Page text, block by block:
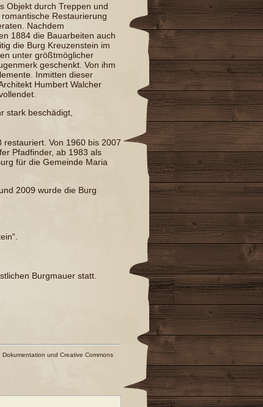
Objekt durch Treppen und
Restaurierung
Nachdem
1884 die Bauarbeiten auch
die Burg Kreuzenstein im
unter größtmöglicher
geschenkt. Von ihm
Inmitten dieser
Humbert Walcher
stark beschädigt,
Von 1960 bis 2007
Pfadfinder, ab 1983 als
für die Gemeinde Maria
2009 wurde die Burg
Burgmauer statt.
Dokumentation und Creative Commons